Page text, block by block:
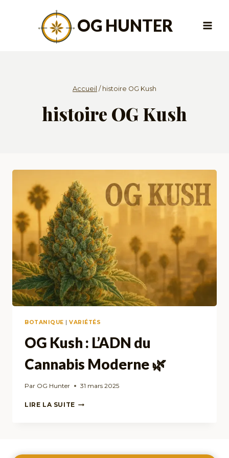
OG HUNTER
Accueil / histoire OG Kush
histoire OG Kush
BOTANIQUE |VARIÉTÉS
OG Kush : L’ADN du
Cannabis Moderne 🌿
Par OG Hunter 31 mars 2025
LIRE LA SUITEOG